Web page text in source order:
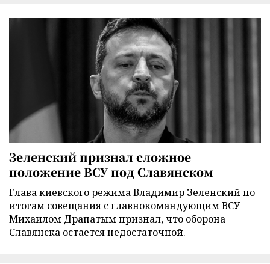
Зеленский признал сложное
положение ВСУ под Славянском
Глава киевского режима Владимир Зеленский по
итогам совещания с главнокомандующим ВСУ
Михаилом Драпатым признал, что оборона
Славянска остается недостаточной.